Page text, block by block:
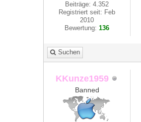
Beiträge: 4.352
Registriert seit: Feb
2010
Bewertung:136
Suchen
KKunze1959
Banned